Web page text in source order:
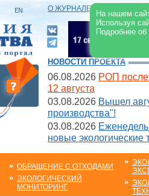
На нашем
Используя
Подробнее
О ЖУРНАЛЕ |
НОВОСТИ ПРОЕКТА
06.08.2026 РОП после
12 августа
03.08.2026 Вышел
производства"!
03.08.2026
новые экологические
ОБРАЩЕНИЕ С ОТХОДАМИ
ЭКОЛОГИЧЕСКИЙ
МОНИТОРИНГ